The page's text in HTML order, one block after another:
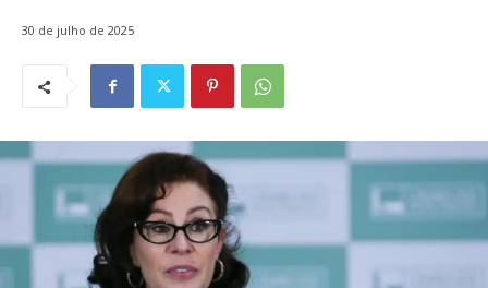
30 de julho de 2025